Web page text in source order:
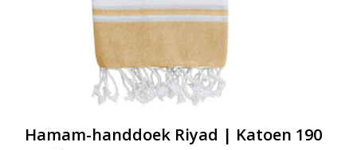
Hamam-handdoek Riyad | Katoen 190